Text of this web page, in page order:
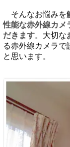
そんなお悩みを
性能な赤外線カメ
だきます。大切な
る赤外線カメラで
と思います。